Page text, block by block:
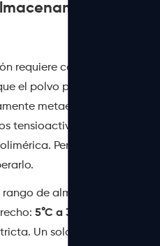
de
requiere controles
el polvo porque el
metaestable:
tensioactivos para
Perturba ese
rango de almacenamiento
5°C a 35°C
Un solo evento de